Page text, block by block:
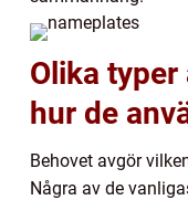
Olika
hur de
Behovet avgör
Några av de